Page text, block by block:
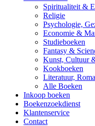
Spiritualiteit &
Religie
Psychologie,
Economie &
Studieboeken
Fantasy &
Kunst, Cultuur
Kookboeken
Literatuur,
Alle Boeken
Inkoop boeken
Boekenzoekdienst
Klantenservice
Contact